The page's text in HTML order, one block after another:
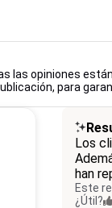
las opiniones
para
Los
han
Este
¿Útil?